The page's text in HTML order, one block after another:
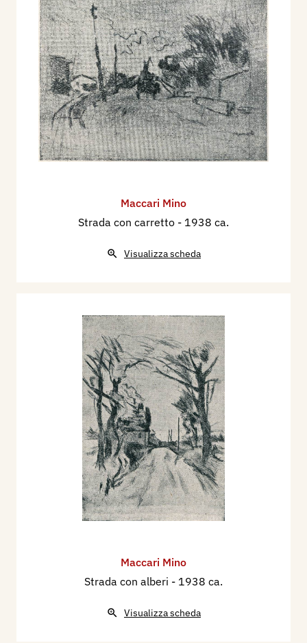
Maccari Mino
Strada con carretto - 1938 ca.
Visualizza scheda
Maccari Mino
Strada con alberi - 1938 ca.
Visualizza scheda